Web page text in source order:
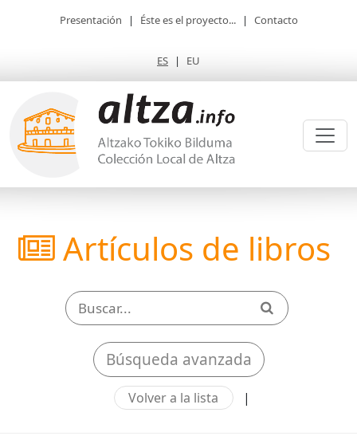
Presentación | Éste es el proyecto... | Contacto
ES | EU
Artículos de libros
Búsqueda avanzada
Volver a la lista |